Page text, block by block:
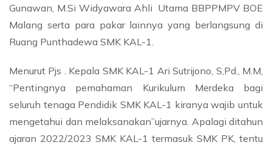
Gunawan, M.Si Widyawara Ahli Utama BBPPMPV BOE
Malang serta para pakar lainnya yang berlangsung di
Ruang Punthadewa SMK KAL-1.
Menurut Pjs . Kepala SMK KAL-1 Ari Sutrijono, S,Pd., M.M,
“Pentingnya pemahaman Kurikulum Merdeka bagi
seluruh tenaga Pendidik SMK KAL-1 kiranya wajib untuk
mengetahui dan melaksanakan”ujarnya. Apalagi ditahun
ajaran 2022/2023 SMK KAL-1 termasuk SMK PK, tentu